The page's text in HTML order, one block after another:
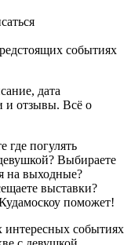
событиях
дата
и отзывы. Всё о
где погулять
Выбираете
на выходные?
выставки?
поможет!
событиях